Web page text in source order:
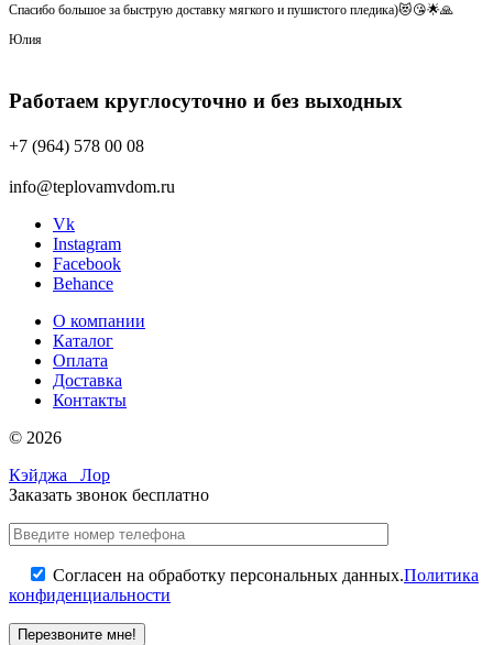
Спасибо большое за быструю доставку мягкого и пушистого пледика)😻😘🌟🙏
Юлия
Работаем круглосуточно и без выходных
+7 (964) 578 00 08
info@teplovamvdom.ru
Vk
Instagram
Facebook
Behance
О компании
Каталог
Оплата
Доставка
Контакты
© 2026
Кэйджа
Лор
Заказать звонок бесплатно
Согласен на обработку персональных данных.Политика
конфиденциальности